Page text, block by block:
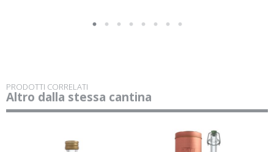
PRODOTTI CORRELATI
Altro dalla stessa cantina